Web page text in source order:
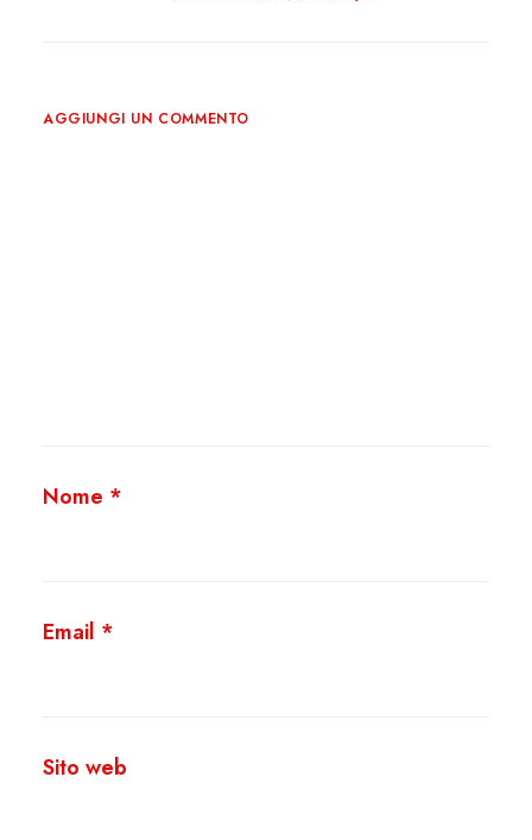
AGGIUNGI UN COMMENTO
Nome *
Email *
Sito web